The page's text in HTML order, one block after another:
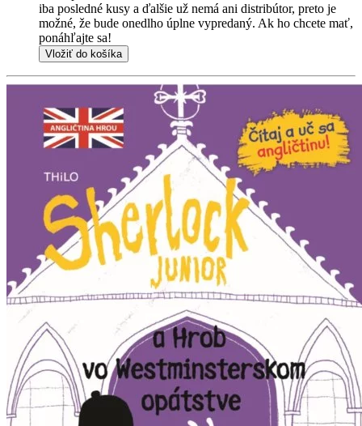
iba posledné kusy a ďalšie už nemá ani distribútor, preto je
možné, že bude onedlho úplne vypredaný. Ak ho chcete mať,
ponáhľajte sa!
Vložiť do košíka